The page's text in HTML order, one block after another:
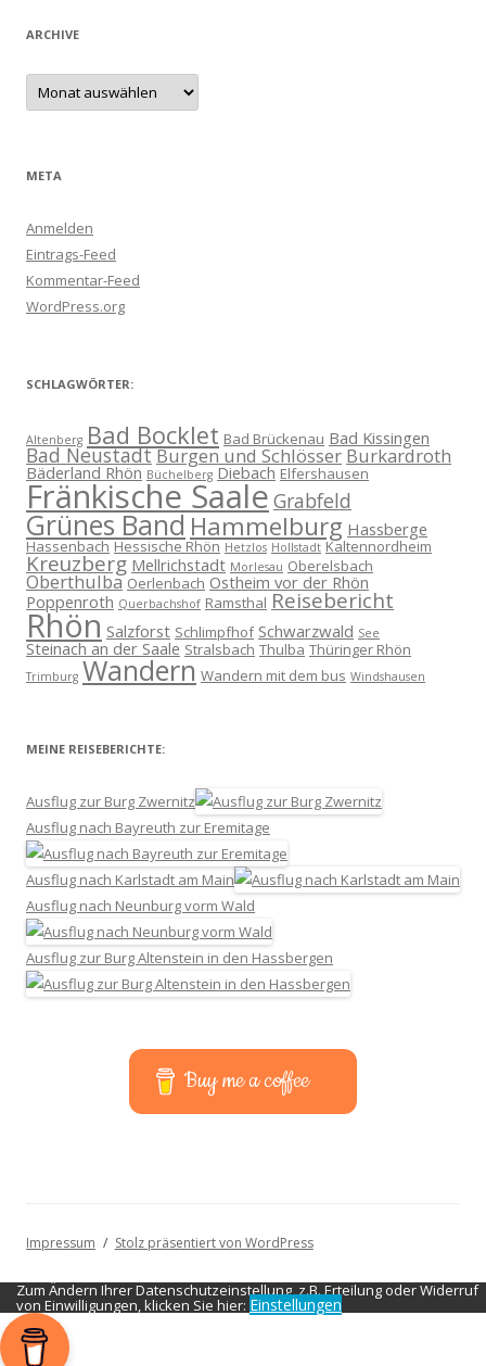
ARCHIVE
Archive
META
Anmelden
Eintrags-Feed
Kommentar-Feed
WordPress.org
SCHLAGWÖRTER:
Altenberg Bad Bocklet Bad Brückenau Bad Kissingen
Bad NeustadtBurgen und Schlösser Burkardroth
Bäderland Rhön Büchelberg Diebach Elfershausen
Fränkische Saale Grabfeld
Grünes BandHammelburg Hassberge
Hassenbach Hessische Rhön Hetzlos Hollstadt Kaltennordheim
Kreuzberg Mellrichstadt Morlesau Oberelsbach
Oberthulba Oerlenbach Ostheim vor der Rhön
Poppenroth Querbachshof Ramsthal Reisebericht
Rhön Salzforst Schlimpfhof Schwarzwald See
Steinach an der Saale Stralsbach Thulba Thüringer Rhön
Trimburg Wandern Wandern mit dem bus Windshausen
MEINE REISEBERICHTE:
Ausflug zur Burg Zwernitz
Ausflug nach Bayreuth zur Eremitage
Ausflug nach Karlstadt am Main
Ausflug nach Neunburg vorm Wald
Ausflug zur Burg Altenstein in den Hassbergen
Buy me a coffee
Impressum Stolz präsentiert von WordPress
Zum Ändern Ihrer Datenschutzeinstellung, z.B. Erteilung oder Widerruf
von Einwilligungen, klicken Sie hier: Einstellungen